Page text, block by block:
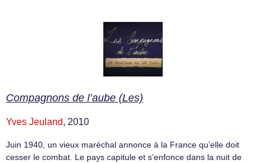
Compagnons de l’aube (Les)
Yves Jeuland, 2010
Juin 1940, un vieux maréchal annonce à la France qu’elle doit
cesser le combat. Le pays capitule et s’enfonce dans la nuit de